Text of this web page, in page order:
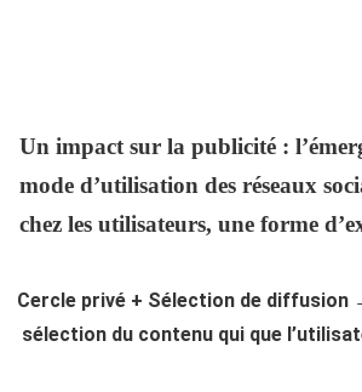
Un impact sur la publicité :
mode d’utilisation des réseaux
chez les utilisateurs, une forme
Cercle privé + Sélection de diffusion
sélection du contenu qui que